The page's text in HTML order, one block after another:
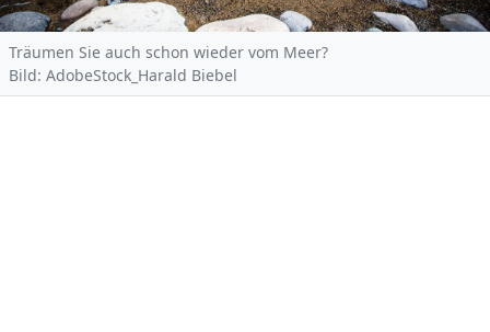
Träumen Sie auch schon wieder vom Meer?
Bild: AdobeStock_Harald Biebel